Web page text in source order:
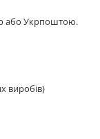
або Укрпоштою.
виробів)